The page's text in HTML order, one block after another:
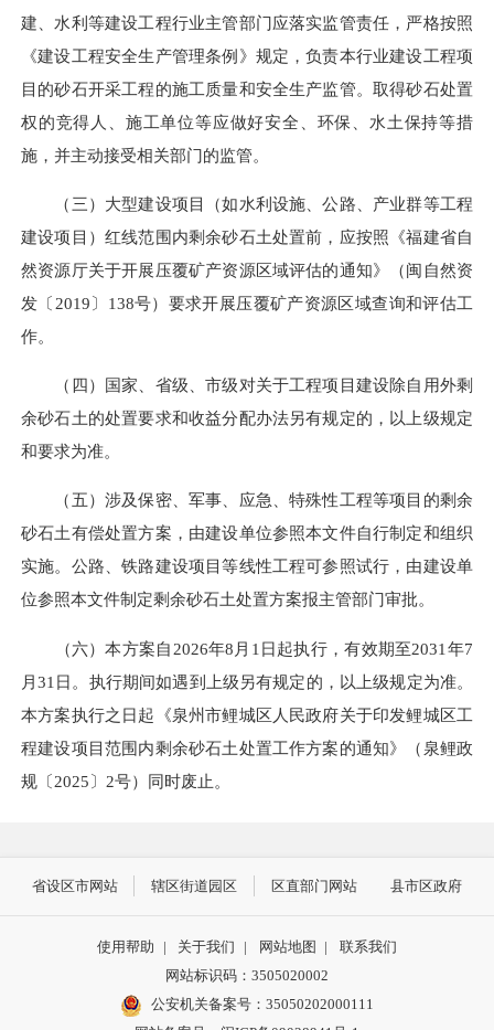
建、水利等建设工程行业主管部门应落实监管责任，严格按照
《建设工程安全生产管理条例》规定，负责本行业建设工程项
目的砂石开采工程的施工质量和安全生产监管。取得砂石处置
权的竞得人、施工单位等应做好安全、环保、水土保持等措
施，并主动接受相关部门的监管。
（三）大型建设项目（如水利设施、公路、产业群等工程
建设项目）红线范围内剩余砂石土处置前，应按照《福建省自
然资源厅关于开展压覆矿产资源区域评估的通知》（闽自然资
发〔2019〕138号）要求开展压覆矿产资源区域查询和评估工
作。
（四）国家、省级、市级对关于工程项目建设除自用外剩
余砂石土的处置要求和收益分配办法另有规定的，以上级规定
和要求为准。
（五）涉及保密、军事、应急、特殊性工程等项目的剩余
砂石土有偿处置方案，由建设单位参照本文件自行制定和组织
实施。公路、铁路建设项目等线性工程可参照试行，由建设单
位参照本文件制定剩余砂石土处置方案报主管部门审批。
（六）本方案自2026年8月1日起执行，有效期至2031年7
月31日。执行期间如遇到上级另有规定的，以上级规定为准。
本方案执行之日起《泉州市鲤城区人民政府关于印发鲤城区工
程建设项目范围内剩余砂石土处置工作方案的通知》（泉鲤政
规〔2025〕2号）同时废止。
省设区市网站 辖区街道园区 区直部门网站 县市区政府
使用帮助 | 关于我们 | 网站地图 |
联系我们
网站标识码：3505020002
公安机关备案号：35050202000111